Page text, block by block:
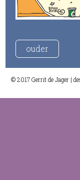
ouder
© 2017 Gerrit de Jager |